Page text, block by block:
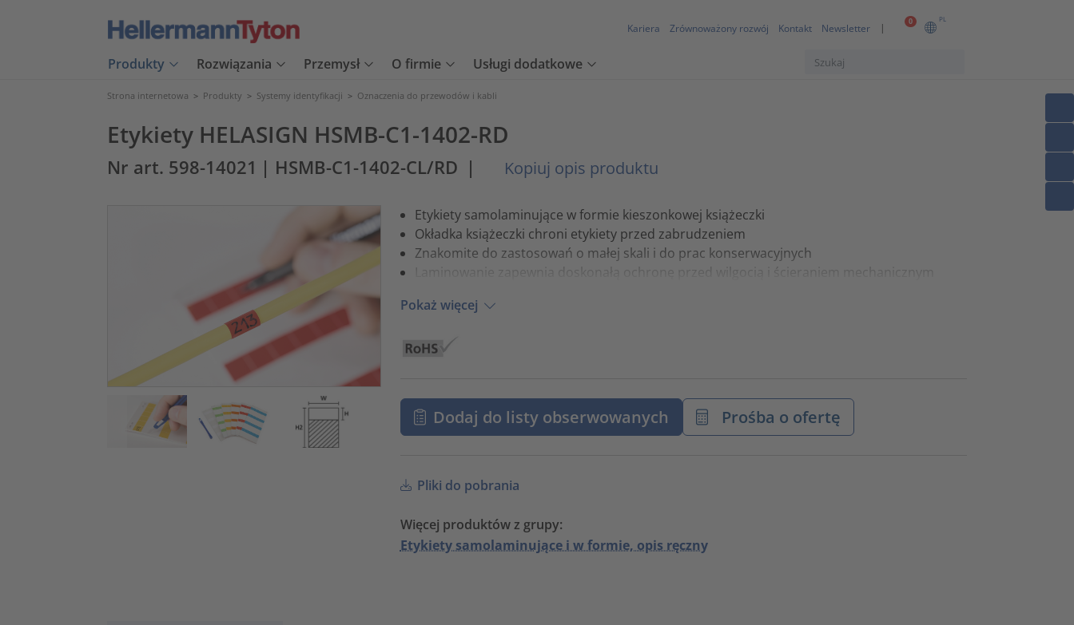
0 PL
Kariera Zrównoważony rozwój Kontakt Newsletter
Produkty Rozwiązania Przemysł O firmie Usługi dodatkowe
Strona internetowa > Produkty > Systemy identyfikacji > Oznaczenia do przewodów i kabli
Etykiety HELASIGN HSMB-C1-1402-RD
Nr art. 598-14021 | HSMB-C1-1402-CL/RD | Kopiuj opis produktu
Etykiety samolaminujące w formie kieszonkowej książeczki
Okładka książeczki chroni etykiety przed zabrudzeniem
Znakomite do zastosowań o małej skali i do prac konserwacyjnych
Laminowanie zapewnia doskonałą ochronę przed wilgocią i ścieraniem mechanicznym
Pokaż więcej
Dodaj do listy obserwowanych Prośba o ofertę
Pliki do pobrania
Więcej produktów z grupy:
Etykiety samolaminujące i w formie, opis ręczny